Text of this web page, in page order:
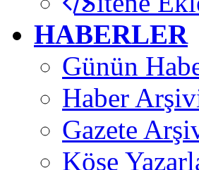
HABERLER
Günün
Haber
Gazete
Köşe